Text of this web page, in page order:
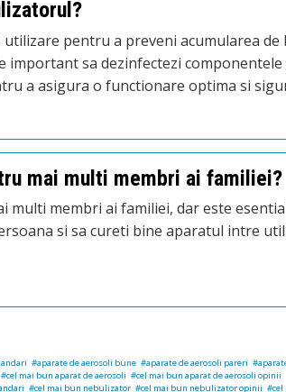
pentru a preveni acumularea de
important sa dezinfectezi
a asigura o functionare optima si
mai multi membri ai familiei?
multi membri ai familiei, dar este
si sa cureti bine aparatul intre
aparate de aerosoli bune aparate de aerosoli pareri
cel mai bun aparat de aerosoli
cel mai bun aparat de aerosoli opinii
cel mai bun nebulizator cel mai bun nebulizator opinii